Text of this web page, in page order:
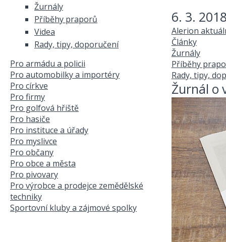
6. 3.
Alerion
Články
Žurnály
Příběhy
Rady, tipy,
Žurnál o
Žurnály
Příběhy praporů
Videa
Rady, tipy, doporučení
Pro armádu a policii
Pro automobilky a importéry
Pro církve
Pro firmy
Pro golfová hřiště
Pro hasiče
Pro instituce a úřady
Pro myslivce
Pro občany
Pro obce a města
Pro pivovary
Pro výrobce a prodejce zemědělské
techniky
Sportovní kluby a zájmové spolky